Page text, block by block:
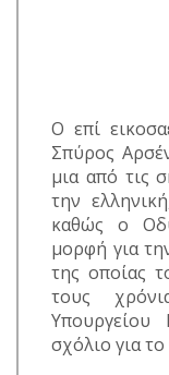
Ο επί
Σπύρος
μια από τις
την
καθώς ο
μορφή για
της οποίας
τους
Υπουργείου
σχόλιο για το